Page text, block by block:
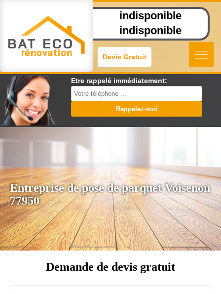
indisponible
indisponible
Devis Gratuit
Etre rappelé immédiatement:
Entreprise de pose de parquet Voisenon
77950
Demande de devis gratuit